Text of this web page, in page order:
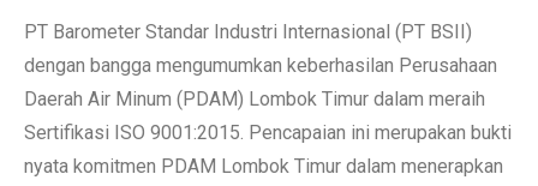
PT Barometer Standar Industri Internasional (PT BSII)
dengan bangga mengumumkan keberhasilan Perusahaan
Daerah Air Minum (PDAM) Lombok Timur dalam meraih
Sertifikasi ISO 9001:2015. Pencapaian ini merupakan bukti
nyata komitmen PDAM Lombok Timur dalam menerapkan